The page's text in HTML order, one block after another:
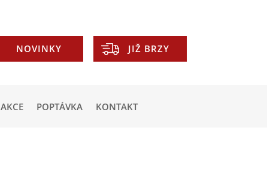
NOVINKY JIŽ BRZY
AKCE POPTÁVKA KONTAKT